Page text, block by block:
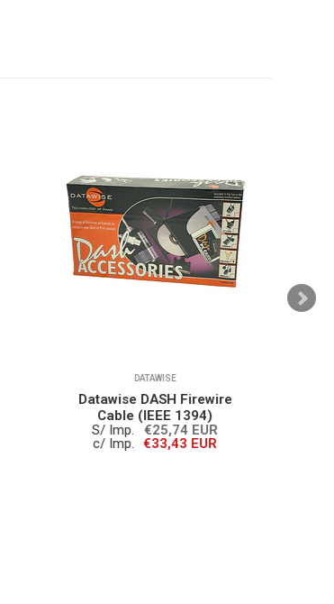
DATAWISE
Datawise DASH Firewire
Cable (IEEE 1394)
S/ Imp. €25,74 EUR
c/ Imp. €33,43 EUR